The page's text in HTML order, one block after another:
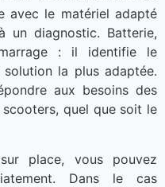
avec le matériel adapté
un diagnostic. Batterie,
: il identifie le
la plus adaptée.
aux besoins des
quel que soit le
place, vous pouvez
Dans le cas